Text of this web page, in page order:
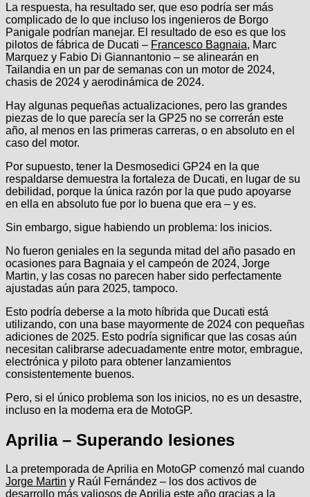
La respuesta, ha resultado ser, que eso podría ser más
complicado de lo que incluso los ingenieros de Borgo
Panigale podrían manejar. El resultado de eso es que los
pilotos de fábrica de Ducati – Francesco Bagnaia, Marc
Marquez y Fabio Di Giannantonio – se alinearán en
Tailandia en un par de semanas con un motor de 2024,
chasis de 2024 y aerodinámica de 2024.
Hay algunas pequeñas actualizaciones, pero las grandes
piezas de lo que parecía ser la GP25 no se correrán este
año, al menos en las primeras carreras, o en absoluto en el
caso del motor.
Por supuesto, tener la Desmosedici GP24 en la que
respaldarse demuestra la fortaleza de Ducati, en lugar de su
debilidad, porque la única razón por la que pudo apoyarse
en ella en absoluto fue por lo buena que era – y es.
Sin embargo, sigue habiendo un problema: los inicios.
No fueron geniales en la segunda mitad del año pasado en
ocasiones para Bagnaia y el campeón de 2024, Jorge
Martin, y las cosas no parecen haber sido perfectamente
ajustadas aún para 2025, tampoco.
Esto podría deberse a la moto híbrida que Ducati está
utilizando, con una base mayormente de 2024 con pequeñas
adiciones de 2025. Esto podría significar que las cosas aún
necesitan calibrarse adecuadamente entre motor, embrague,
electrónica y piloto para obtener lanzamientos
consistentemente buenos.
Pero, si el único problema son los inicios, no es un desastre,
incluso en la moderna era de MotoGP.
Aprilia – Superando lesiones
La pretemporada de Aprilia en MotoGP comenzó mal cuando
Jorge Martin y Raúl Fernández – los dos activos de
desarrollo más valiosos de Aprilia este año gracias a la